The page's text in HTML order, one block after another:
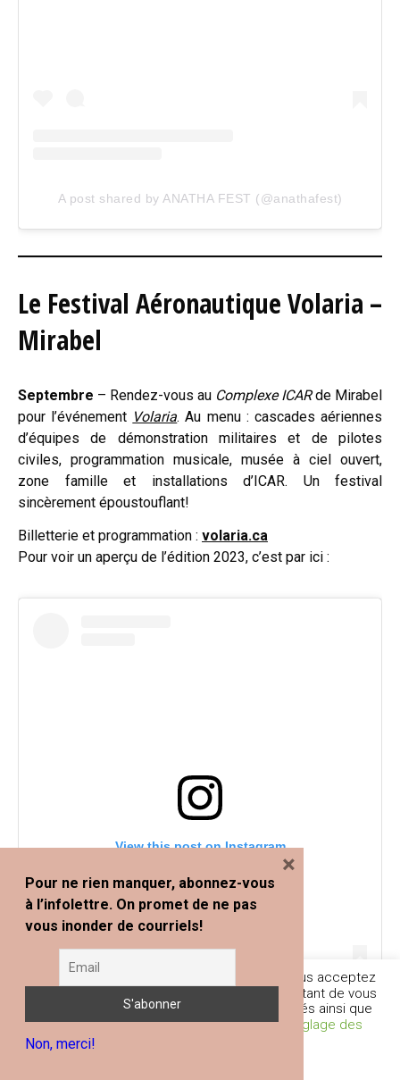
A post shared by ANATHA FEST (@anathafest)
Le Festival Aéronautique Volaria –
Mirabel
Septembre – Rendez-vous au Complexe ICARde Mirabel
pour l’événement Volaria. Au menu : cascades aériennes
d’équipes de démonstration militaires et de pilotes
civiles, programmation musicale, musée à ciel ouvert,
zone famille et installations d’ICAR. Un festival
sincèrement époustouflant!
Billetterie et programmation : volaria.ca
Pour voir un aperçu de l’édition 2023, c’est par ici :
View this post on Instagram
En poursuivant votre navigation sur ce site, vous acceptez
l'utilisation de traceurs (cookies) nous permettant de vous
fournir les services et fonctionnalités proposés ainsi que
d’améliorer votre expérience globale.
Réglage des
Pour ne rien manquer, abonnez-vous
à l’infolettre. On promet de ne pas
vous inonder de courriels!
Non, merci!
×